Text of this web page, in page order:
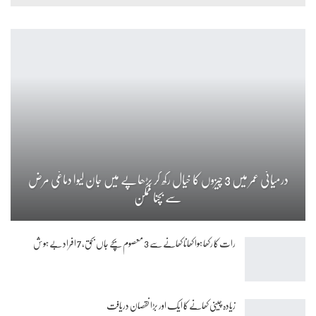
درمیانی عمر میں 3 چیزوں کا خیال رکھ کر بڑھاپے میں جان لیوا دماغی مرض
سے بچنا ممکن
رات کا رکھا ہوا کھانا کھانے سے 3 معصوم بچے جاں بحق، 7 افراد بے ہوش
زیادہ چینی کھانے کا ایک اور بڑا نقصان دریافت